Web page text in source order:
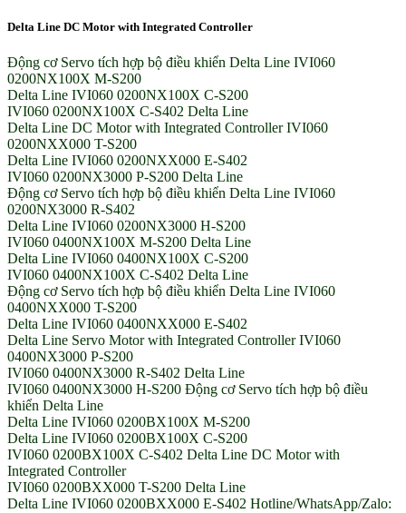
Delta Line DC Motor with Integrated Controller
Động cơ Servo tích hợp bộ điều khiển Delta Line IVI060
0200NX100X M-S200
Delta Line IVI060 0200NX100X C-S200
IVI060 0200NX100X C-S402 Delta Line
Delta Line DC Motor with Integrated Controller IVI060
0200NXX000 T-S200
Delta Line IVI060 0200NXX000 E-S402
IVI060 0200NX3000 P-S200 Delta Line
Động cơ Servo tích hợp bộ điều khiển Delta Line IVI060
0200NX3000 R-S402
Delta Line IVI060 0200NX3000 H-S200
IVI060 0400NX100X M-S200 Delta Line
Delta Line IVI060 0400NX100X C-S200
IVI060 0400NX100X C-S402 Delta Line
Động cơ Servo tích hợp bộ điều khiển Delta Line IVI060
0400NXX000 T-S200
Delta Line IVI060 0400NXX000 E-S402
Delta Line Servo Motor with Integrated Controller IVI060
0400NX3000 P-S200
IVI060 0400NX3000 R-S402 Delta Line
IVI060 0400NX3000 H-S200 Động cơ Servo tích hợp bộ điều
khiển Delta Line
Delta Line IVI060 0200BX100X M-S200
Delta Line IVI060 0200BX100X C-S200
IVI060 0200BX100X C-S402 Delta Line DC Motor with
Integrated Controller
IVI060 0200BXX000 T-S200 Delta Line
Delta Line IVI060 0200BXX000 E-S402 Hotline/WhatsApp/Zalo: